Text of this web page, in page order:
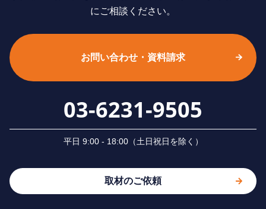
にご相談ください。
お問い合わせ・資料請求
03-6231-9505
平⽇ 9:00 - 18:00（⼟⽇祝⽇を除く）
取材のご依頼